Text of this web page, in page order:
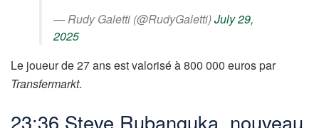
— Rudy Galetti (@RudyGaletti)July 29,
2025
Le joueur de 27 ans est valorisé à 800 000 euros par
Transfermarkt.
23:36 Steve Rubanguka, nouveau